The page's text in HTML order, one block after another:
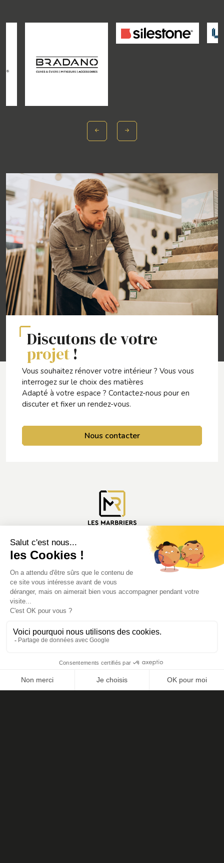
Discutons de votre
projet !
Vous souhaitez rénover votre intérieur ? Vous vous
interrogez sur le choix des matières
Adapté à votre espace ? Contactez-nous pour en
discuter et fixer un rendez-vous.
Nous contacter
Espace pro
Nos expertises
Cuisine
Salle de bains